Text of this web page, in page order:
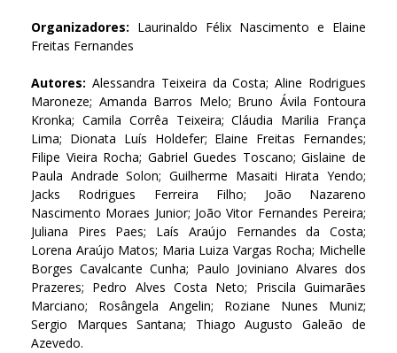
Organizadores: Laurinaldo Félix Nascimento e Elaine
Freitas Fernandes
Autores: Alessandra Teixeira da Costa; Aline Rodrigues
Maroneze; Amanda Barros Melo; Bruno Ávila Fontoura
Kronka; Camila Corrêa Teixeira; Cláudia Marilia França
Lima; Dionata Luís Holdefer; Elaine Freitas Fernandes;
Filipe Vieira Rocha; Gabriel Guedes Toscano; Gislaine de
Paula Andrade Solon; Guilherme Masaiti Hirata Yendo;
Jacks Rodrigues Ferreira Filho; João Nazareno
Nascimento Moraes Junior; João Vitor Fernandes Pereira;
Juliana Pires Paes; Laís Araújo Fernandes da Costa;
Lorena Araújo Matos; Maria Luiza Vargas Rocha; Michelle
Borges Cavalcante Cunha; Paulo Joviniano Alvares dos
Prazeres; Pedro Alves Costa Neto; Priscila Guimarães
Marciano; Rosângela Angelin; Roziane Nunes Muniz;
Sergio Marques Santana; Thiago Augusto Galeão de
Azevedo.